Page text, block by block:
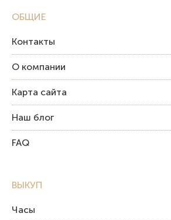
ОБЩИЕ
Контакты
О компании
Карта сайта
Наш блог
FAQ
ВЫКУП
Часы